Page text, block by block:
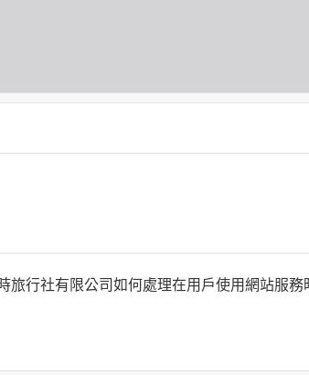
旅行社有限公司如何處理在用戶使用網站服